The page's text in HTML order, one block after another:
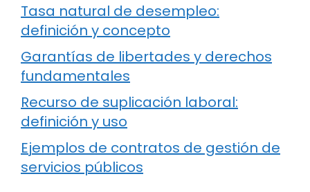
Tasa natural de desempleo:
definición y concepto
Garantías de libertades y derechos
fundamentales
Recurso de suplicación laboral:
definición y uso
Ejemplos de contratos de gestión de
servicios públicos